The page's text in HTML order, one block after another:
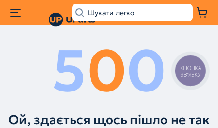
500
Ой, здається щось пішло не так
КНОПКА
ЗВ'ЯЗКУ